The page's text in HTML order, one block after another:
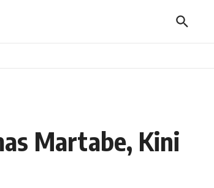
Martabe, Kini